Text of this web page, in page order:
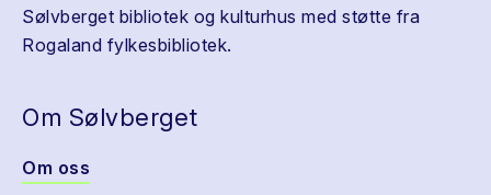
Sølvberget bibliotek og kulturhus med støtte fra
Rogaland fylkesbibliotek.
Om Sølvberget
Om oss